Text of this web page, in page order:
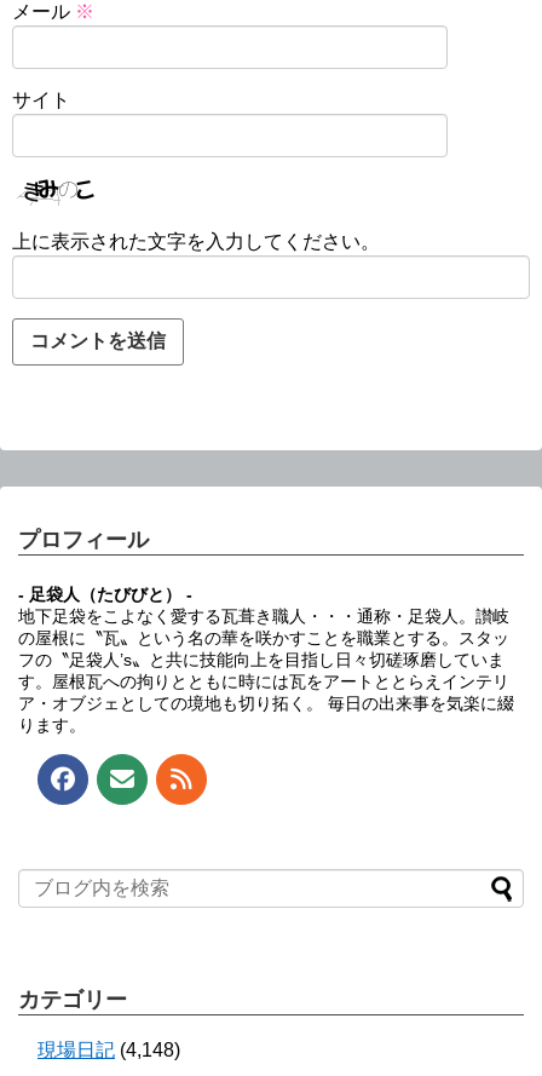
メール ※
サイト
上に表示された文字を入力してください。
プロフィール
- 足袋人（たびびと） -
地下足袋をこよなく愛する瓦葺き職人・・・通称・足袋人。讃岐
の屋根に〝瓦〟という名の華を咲かすことを職業とする。スタッ
フの〝足袋人’s〟と共に技能向上を目指し日々切磋琢磨していま
す。屋根瓦への拘りとともに時には瓦をアートととらえインテリ
ア・オブジェとしての境地も切り拓く。 毎日の出来事を気楽に綴
ります。
カテゴリー
現場日記 (4,148)